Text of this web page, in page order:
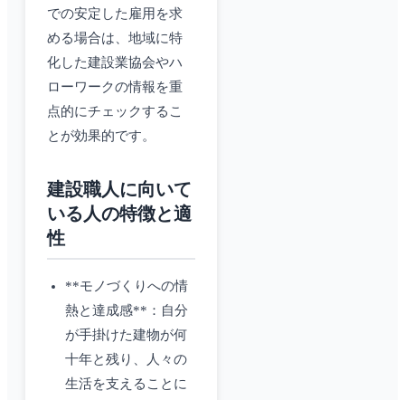
での安定した雇用を求
める場合は、地域に特
化した建設業協会やハ
ローワークの情報を重
点的にチェックするこ
とが効果的です。
建設職人に向いて
いる人の特徴と適
性
**モノづくりへの情
熱と達成感**：自分
が手掛けた建物が何
十年と残り、人々の
生活を支えることに